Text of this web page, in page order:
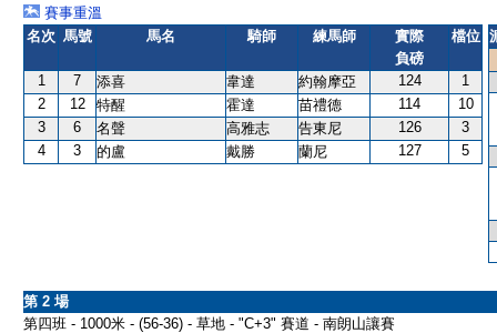
賽事重溫
名次 馬號 馬名 騎師 練馬師
實際
負磅
檔位
1 7 添喜 韋達 約翰摩亞 124
1
2
12 特醒 霍達 苗禮德 114
10
3
6 名聲 高雅志 告東尼 126
3
4
3 的盧 戴勝 蘭尼 127 5
第 2 場
第四班 - 1000米 - (56-36) - 草地 - "C+3" 賽道 - 南朗山讓賽